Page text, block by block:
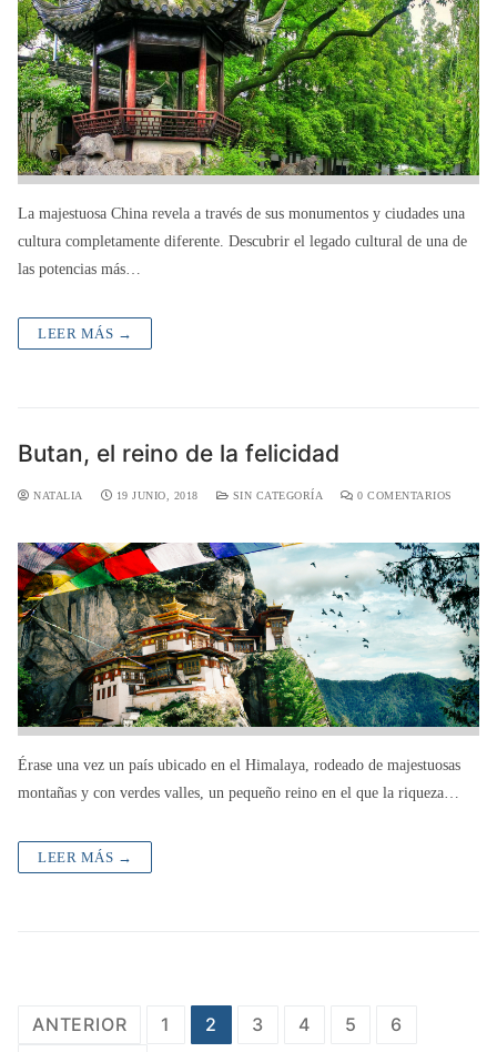
La majestuosa China revela a través de sus monumentos y ciudades una
cultura completamente diferente. Descubrir el legado cultural de una de
las potencias más…
LEER MÁS →
Butan, el reino de la felicidad
NATALIA 19 JUNIO, 2018 SIN CATEGORÍA 0 COMENTARIOS
Érase una vez un país ubicado en el Himalaya, rodeado de majestuosas
montañas y con verdes valles, un pequeño reino en el que la riqueza…
LEER MÁS →
ANTERIOR 1 2 3 4 5
6